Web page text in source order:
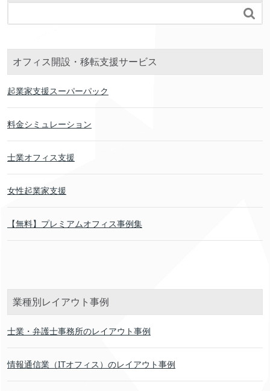

オフィス開設・移転支援サービス
起業家支援スーパーパック
料金シミュレーション
士業オフィス支援
女性起業家支援
【無料】プレミアムオフィス事例集
業種別レイアウト事例
士業・弁護士事務所のレイアウト事例
情報通信業（ITオフィス）のレイアウト事例